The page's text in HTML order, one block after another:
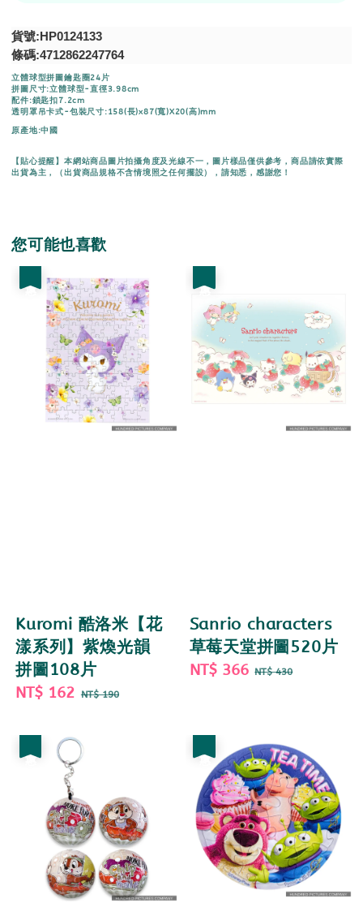
貨號:HP0124133
條碼:4712862247764
立體球型拼圖鑰匙圈24片
拼圖尺寸:立體球型-直徑3.98cm
配件:鎖匙扣7.2cm
透明罩吊卡式-包裝尺寸:158(長)x87(寬)X20(高)mm
原產地:中國
【貼心提醒】本網站商品圖片拍攝角度及光線不一，圖片樣品僅供參考，商品請依實際
出貨為主，（出貨商品規格不含情境照之任何擺設），請知悉，感謝您！
您可能也喜歡
Kuromi 酷洛米【花
漾系列】紫煥光韻
拼圖108片
Sale
NT$ 162 Regular
NT$ 190
Sanrio characters
草莓天堂拼圖520片
Sale
NT$ 366 Regular
NT$ 430